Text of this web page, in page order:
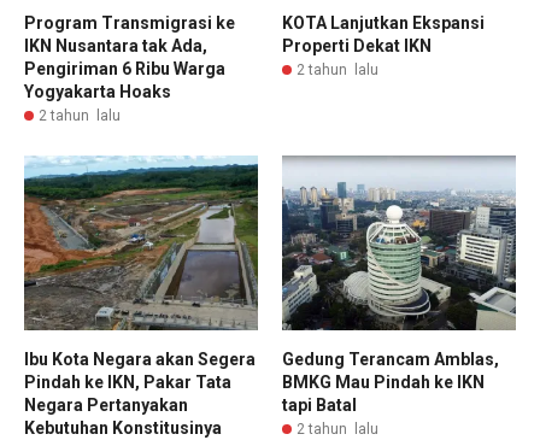
Program Transmigrasi ke
IKN Nusantara tak Ada,
Pengiriman 6 Ribu Warga
Yogyakarta Hoaks
2 tahun lalu
KOTA Lanjutkan Ekspansi
Properti Dekat IKN
2 tahun lalu
Ibu Kota Negara akan Segera
Pindah ke IKN, Pakar Tata
Negara Pertanyakan
Kebutuhan Konstitusinya
Gedung Terancam Amblas,
BMKG Mau Pindah ke IKN
tapi Batal
2 tahun lalu